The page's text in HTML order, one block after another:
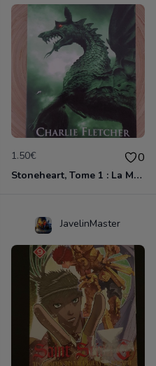
1.50€ 0
Stoneheart, Tome 1 : La Malédiction de pierre
JavelinMaster